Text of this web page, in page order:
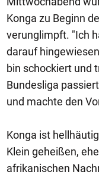
Konga zu Beginn
verunglimpft. "Ich
darauf
bin schockiert und
Bundesliga
und machte den
Konga ist
Klein geheißen,
afrikanischen